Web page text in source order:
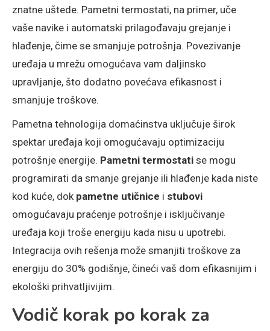
znatne uštede. Pametni termostati, na primer, uče
vaše navike i automatski prilagođavaju grejanje i
hlađenje, čime se smanjuje potrošnja. Povezivanje
uređaja u mrežu omogućava vam daljinsko
upravljanje, što dodatno povećava efikasnost i
smanjuje troškove.
Pametna tehnologija domaćinstva uključuje širok
spektar uređaja koji omogućavaju optimizaciju
potrošnje energije. Pametni termostati se mogu
programirati da smanje grejanje ili hlađenje kada niste
kod kuće, dok pametne utičnice i stubovi
omogućavaju praćenje potrošnje i isključivanje
uređaja koji troše energiju kada nisu u upotrebi.
Integracija ovih rešenja može smanjiti troškove za
energiju do 30% godišnje, čineći vaš dom efikasnijim i
ekološki prihvatljivijim.
Vodič korak po korak za